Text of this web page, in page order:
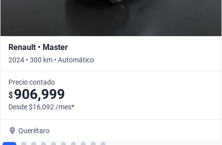
Renault • Master
2024 • 300 km • Automático
Precio contado
$906,999
Desde $16,092 /mes*
Querétaro